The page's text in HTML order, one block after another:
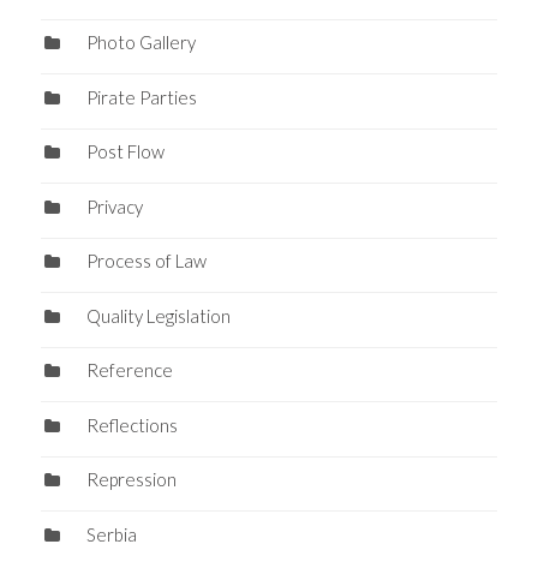
Photo Gallery
Pirate Parties
Post Flow
Privacy
Process of Law
Quality Legislation
Reference
Reflections
Repression
Serbia